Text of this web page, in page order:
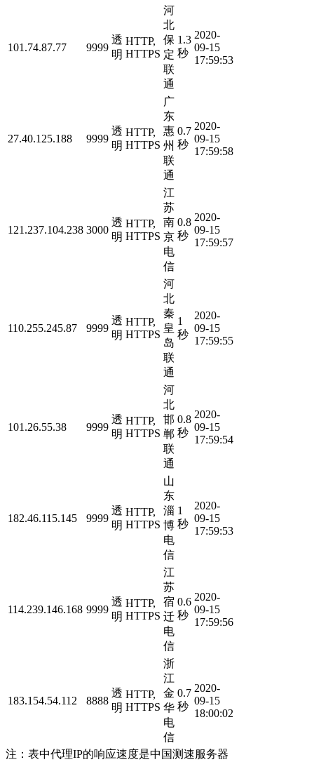
101.74.87.77 9999
透
明
HTTP,
HTTPS
河
北
保
定
联
通
1.3
秒
2020-
09-15
17:59:53
27.40.125.188 9999
透
明
HTTP,
HTTPS
广
东
惠
州
联
通
0.7
秒
2020-
09-15
17:59:58
121.237.104.238 3000
透
明
HTTP,
HTTPS
江
苏
南
京
电
信
0.8
秒
2020-
09-15
17:59:57
110.255.245.87 9999
透
明
HTTP,
HTTPS
河
北
秦
皇
岛
联
通
1
秒
2020-
09-15
17:59:55
101.26.55.38 9999
透
明
HTTP,
HTTPS
河
北
邯
郸
联
通
0.8
秒
2020-
09-15
17:59:54
182.46.115.145 9999
透
明
HTTP,
HTTPS
山
东
淄
博
电
信
1
秒
2020-
09-15
17:59:53
114.239.146.168 9999
透
明
HTTP,
HTTPS
江
苏
宿
迁
电
信
0.6
秒
2020-
09-15
17:59:56
183.154.54.112 8888
透
明
HTTP,
HTTPS
浙
江
金
华
电
信
0.7
秒
2020-
09-15
18:00:02
注：表中代理IP的响应速度是中国测速服务器